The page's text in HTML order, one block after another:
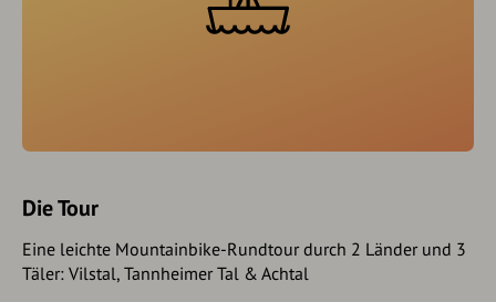
Die Tour
Eine leichte Mountainbike-Rundtour durch 2 Länder und 3
Täler: Vilstal, Tannheimer Tal & Achtal